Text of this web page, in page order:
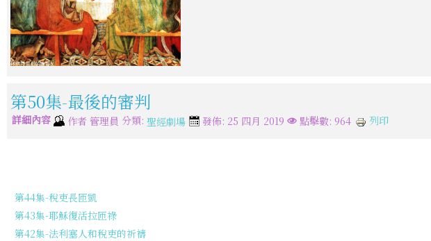
第50集-最後的審判
詳細內容 作者 管理員 分類: 聖經劇場 發佈: 25 四月 2019 點擊數: 964 列印
第44集-稅吏長匝凱
第43集-耶穌復活拉匝祿
第42集-法利塞人和稅吏的祈禱